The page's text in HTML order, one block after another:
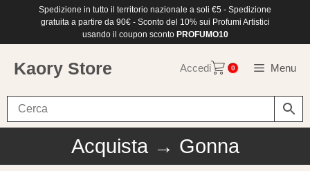
Spedizione in tutto il territorio nazionale a soli €5 - Spedizione
gratuita a partire da 90€ - Sconto del 10% sui Profumi Artistici
usando il coupon sconto PROFUMO10
Kaory Store Menu
Accedi 0
Acquista → Gonna